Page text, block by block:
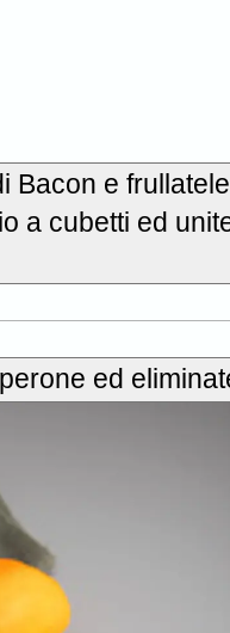
Bacon e
a cubetti ed
ed